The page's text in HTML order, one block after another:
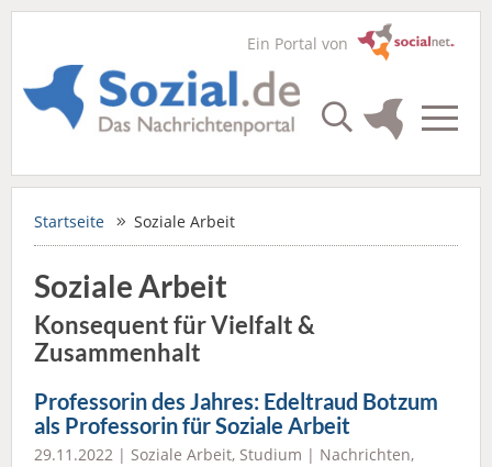
Ein Portal von
Startseite Soziale Arbeit
Soziale Arbeit
Konsequent für Vielfalt &
Zusammenhalt
Professorin des Jahres: Edeltraud Botzum
als Professorin für Soziale Arbeit
29.11.2022 | Soziale Arbeit, Studium | Nachrichten,